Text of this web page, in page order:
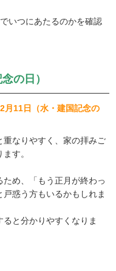
いつにあたるのかを確認
の日）
11日（水・建国記念の
なりやすく、家の拝みご
す。
め、「もう正月が終わっ
惑う方もいるかもしれま
と分かりやすくなりま